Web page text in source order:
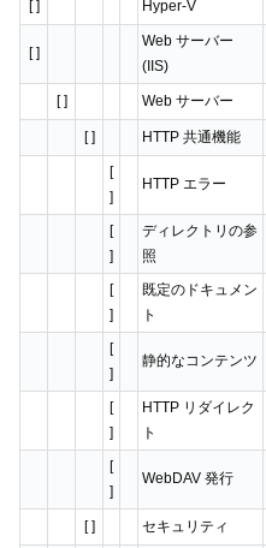
[ ] Hyper-V
[ ]
Web サーバー
(IIS)
[ ] Web サーバー
[ ] HTTP 共通機能
[
]
HTTP エラー
[
]
ディレクトリの参
照
[
]
既定のドキュメン
ト
[
]
静的なコンテンツ
[
]
HTTP リダイレク
ト
[
]
WebDAV 発行
[ ] セキュリティ